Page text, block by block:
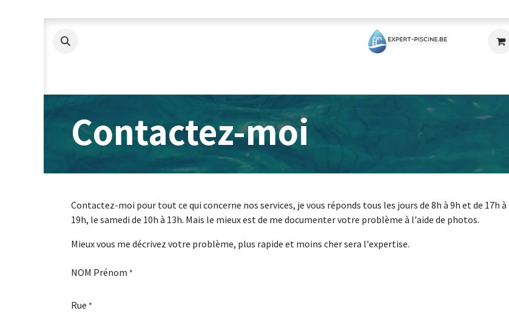
Contactez-moi
Contactez-moi pour tout ce qui concerne nos services, je vous réponds tous les jours de 8h à 9h et de 17h à
19h, le samedi de 10h à 13h. Mais le mieux est de me documenter votre problème à l'aide de photos.
Mieux vous me décrivez votre problème, plus rapide et moins cher sera l'expertise.
NOM Prénom *
Rue *